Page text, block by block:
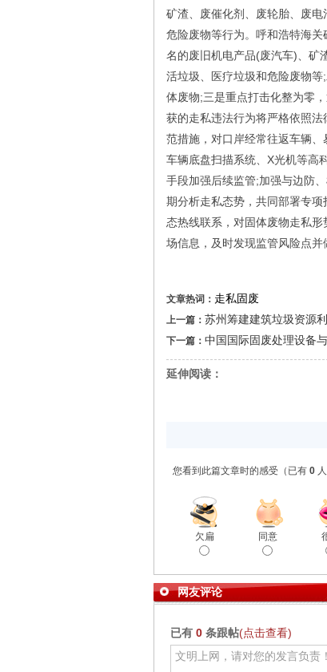
矿渣、废催化剂、废轮胎、废
危险废物等行为。呼和浩特海
名的废旧机电产品(废汽车)、矿
活垃圾、医疗垃圾和危险废物
体废物;三是重点打击化整为零
获的走私违法行为将严格依照
范措施，对口岸经常往返车辆、
车辆底盘扫描系统、X光机等高
手段加强后续监管;加强与边防
期分析走私态势，共同部署专
态热线联系，对固体废物走私
场信息，及时发现监管风险点并
文章热词： 走私固废
上一篇： 苏州筹建建筑垃圾资源
下一篇： 中国国际固废处理设备
延伸阅读：
您看到此篇文章时的感受 （已有 0
欠扁 同意
网友评论
已有 0 条跟帖(点击查看)